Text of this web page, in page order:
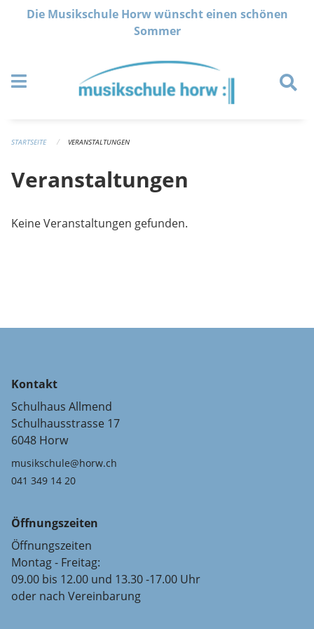
Navigation überspringen
Die Musikschule Horw wünscht einen schönen
Sommer
STARTSEITE VERANSTALTUNGEN
Veranstaltungen
Keine Veranstaltungen gefunden.
Kontakt
Schulhaus Allmend
Schulhausstrasse 17
6048 Horw
musikschule@horw.ch
041 349 14 20
Öffnungszeiten
Öffnungszeiten
Montag - Freitag:
09.00 bis 12.00 und 13.30 -17.00 Uhr
oder nach Vereinbarung